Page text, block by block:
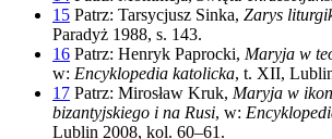
15 Patrz: Tarsycjusz Sinka, Zarys
Paradyż 1988, s. 143.
16 Patrz: Henryk Paprocki, Maryja w
w: Encyklopedia katolicka, t. XII,
17 Patrz: Mirosław Kruk, Maryja w
bizantyjskiego i na Rusi, w:
Lublin 2008, kol. 60–61.